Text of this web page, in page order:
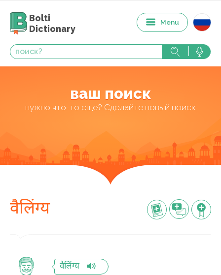
Bolti
Dictionary
Menu
ваш поиск
нужно что-то еще? Сделайте новый поиск
वैलिंग्य
वैलिंग्य